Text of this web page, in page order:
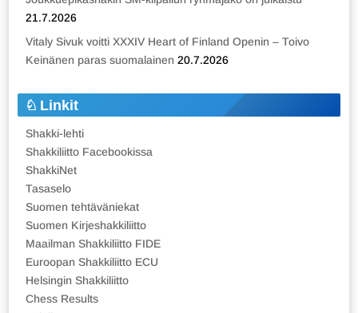
21.7.2026
Vitaly Sivuk voitti XXXIV Heart of Finland Openin – Toivo
Keinänen paras suomalainen 20.7.2026
Linkit
Shakki-lehti
Shakkiliitto Facebookissa
ShakkiNet
Tasaselo
Suomen tehtäväniekat
Suomen Kirjeshakkiliitto
Maailman Shakkiliitto FIDE
Euroopan Shakkiliitto ECU
Helsingin Shakkiliitto
Chess Results